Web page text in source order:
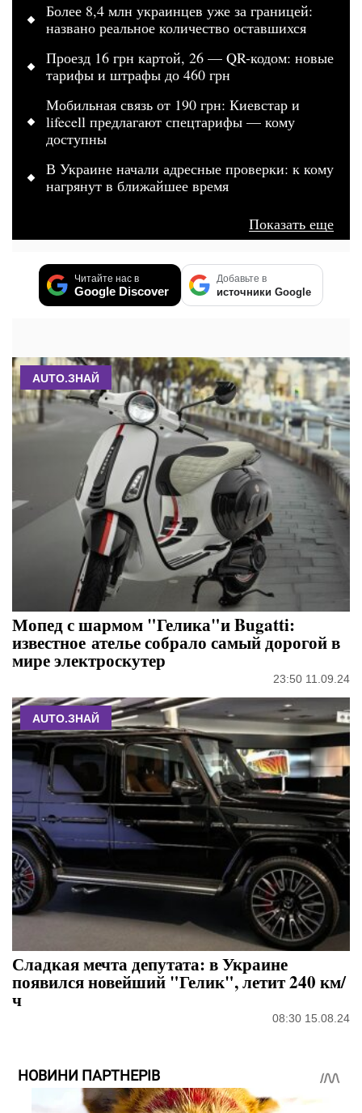
Более 8,4 млн украинцев уже за границей:
названо реальное количество оставшихся
Проезд 16 грн картой, 26 — QR-кодом: новые
тарифы и штрафы до 460 грн
Мобильная связь от 190 грн: Киевстар и
lifecell предлагают спецтарифы — кому
доступны
В Украине начали адресные проверки: к кому
нагрянут в ближайшее время
Показать еще
Читайте нас в
Google Discover
Добавьте в
источники Google
AUTO.ЗНАЙ
Мопед с шармом "Гелика"и Bugatti:
известное ателье собрало самый дорогой в
мире электроскутер
23:50 11.09.24
AUTO.ЗНАЙ
Сладкая мечта депутата: в Украине
появился новейший "Гелик", летит 240 км/
ч
08:30 15.08.24
НОВИНИ ПАРТНЕРІВ